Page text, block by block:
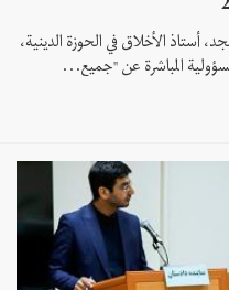
أستاذ الأخلاق في الحوزة الدينية،
المباشرة عن "جميع...